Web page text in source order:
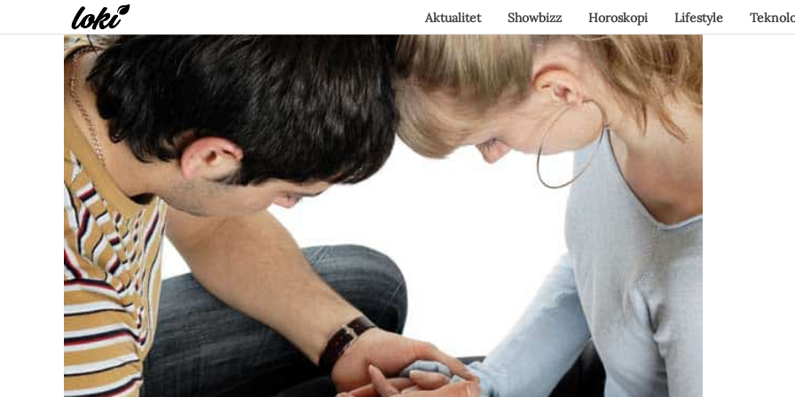
Aktualitet Showbizz Horoskopi Lifestyle